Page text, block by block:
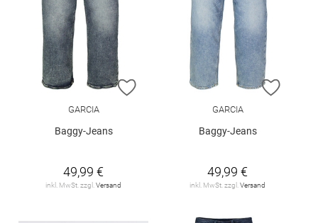
ZUR WUNSCHLISTE HINZUFÜGEN
GARCIA
Baggy-Jeans
49,99 €
inkl. MwSt. zzgl. Versand
ZUR
GARCIA
Baggy-Jeans
49,99 €
inkl. MwSt. zzgl. Versand